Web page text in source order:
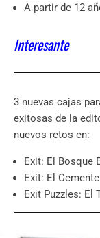
A partir de 12
Interesante
3 nuevas cajas
exitosas de la
nuevos retos en:
Exit: El Bosque
Exit: El
Exit Puzzles: El